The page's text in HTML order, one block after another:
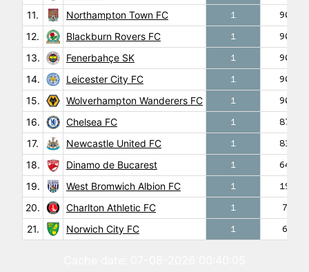
11.
Northampton Town FC 1
90′
12.
Blackburn Rovers FC 1
90′
13.
Fenerbahçe SK 1
90′
14.
Leicester City FC 1
90′
15.
Wolverhampton Wanderers FC 1
90′
16.
Chelsea FC 1
87′
17.
Newcastle United FC 1
83′
18.
Dinamo de Bucarest 1
64′
19.
West Bromwich Albion FC 1
19′
20.
Charlton Athletic FC 1
7′
21.
Norwich City FC 1 6′